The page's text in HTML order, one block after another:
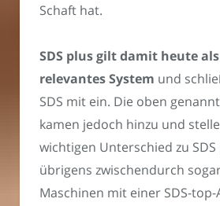
Schaft hat.
SDS plus gilt damit heute
relevantes System und
SDS mit ein. Die oben
kamen jedoch hinzu und
wichtigen Unterschied zu SDS
übrigens zwischendurch
Maschinen mit einer SDS-